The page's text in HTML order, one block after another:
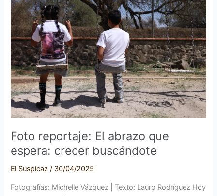
Foto reportaje: El abrazo que
espera: crecer buscándote
El Suspicaz/ 30/04/2025
Fotografías: Michelle Vázquez | Texto: Lauro Rodríguez Hoy
reportaje:
El
abrazo
que
espera:
crecer
buscándote